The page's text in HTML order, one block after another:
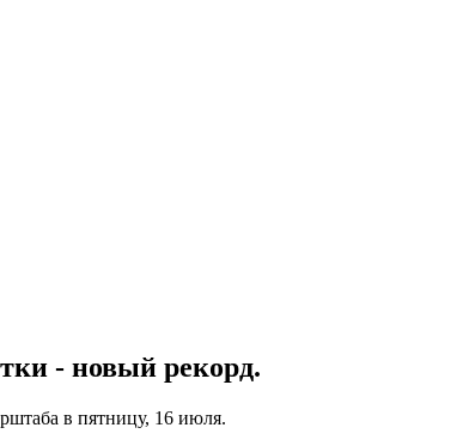
- новый рекорд.
в пятницу, 16 июля.